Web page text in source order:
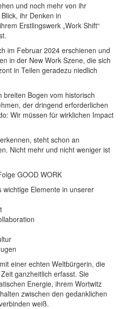
und noch mehr von ihr
ihr Denken in
Erstlingswerk „Work Shift“
im Februar 2024 erschienen und
in der New Work Szene, die sich
in Teilen geradezu niedlich
breiten Bogen vom historisch
der dringend erforderlichen
Wir müssen für wirklichen Impact
steht schon an
Nicht mehr und nicht weniger ist
GOOD WORK
Elemente in unserer
einer echten Weltbürgerin, die
ganzheitlich erfasst. Sie
Energie, ihrem Wortwitz
zwischen den gedanklichen
weiß.